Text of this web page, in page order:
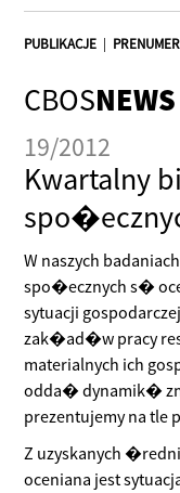
PUBLIKACJE |
CBOSNEWS
19/2012
Kwartalny
W naszych
spo�ecznych s�
sytuacji
zak�ad�w pracy
materialnych ich
odda� dynamik�
prezentujemy na
Z uzyskanych
oceniana jest